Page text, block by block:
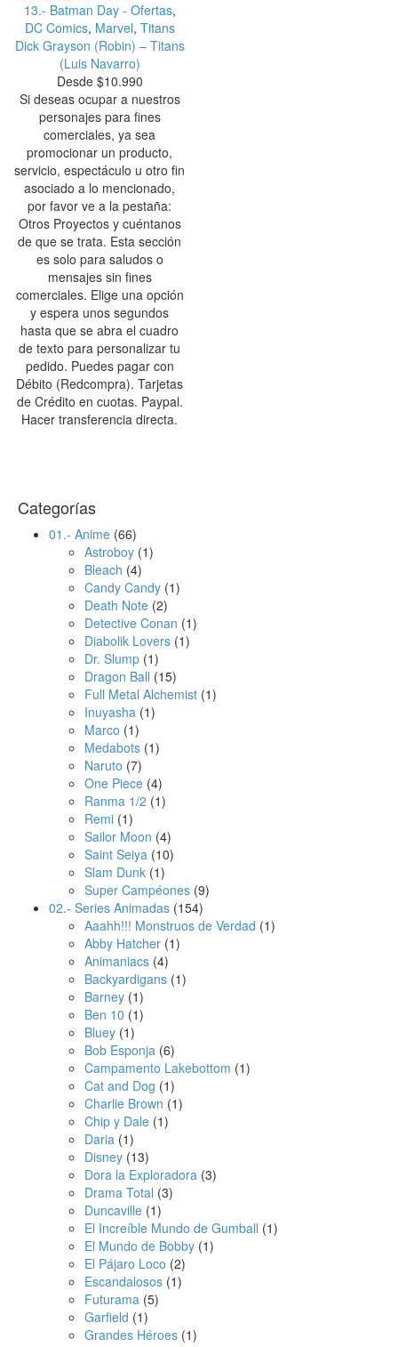
13.- Batman Day - Ofertas,
DC Comics, Marvel, Titans
Dick Grayson (Robin) – Titans
(Luis Navarro)
Desde $10.990
Si deseas ocupar a nuestros
personajes para fines
comerciales, ya sea
promocionar un producto,
servicio, espectáculo u otro fin
asociado a lo mencionado,
por favor ve a la pestaña:
Otros Proyectos y cuéntanos
de que se trata. Esta sección
es solo para saludos o
mensajes sin fines
comerciales. Elige una opción
y espera unos segundos
hasta que se abra el cuadro
de texto para personalizar tu
pedido. Puedes pagar con
Débito (Redcompra). Tarjetas
de Crédito en cuotas. Paypal.
Hacer transferencia directa.
Categorías
01.- Anime (66)
Astroboy (1)
Bleach (4)
Candy Candy (1)
Death Note (2)
Detective Conan (1)
Diabolik Lovers (1)
Dr. Slump (1)
Dragon Ball (15)
Full Metal Alchemist (1)
Inuyasha (1)
Marco (1)
Medabots (1)
Naruto (7)
One Piece (4)
Ranma 1/2 (1)
Remi (1)
Sailor Moon (4)
Saint Seiya (10)
Slam Dunk (1)
Super Campéones (9)
02.- Series Animadas (154)
Aaahh!!! Monstruos de Verdad (1)
Abby Hatcher (1)
Animaniacs (4)
Backyardigans (1)
Barney (1)
Ben 10 (1)
Bluey (1)
Bob Esponja (6)
Campamento Lakebottom (1)
Cat and Dog (1)
Charlie Brown (1)
Chip y Dale (1)
Daria (1)
Disney (13)
Dora la Exploradora (3)
Drama Total (3)
Duncaville (1)
El Increíble Mundo de Gumball (1)
El Mundo de Bobby (1)
El Pájaro Loco (2)
Escandalosos (1)
Futurama (5)
Garfield (1)
Grandes Héroes (1)